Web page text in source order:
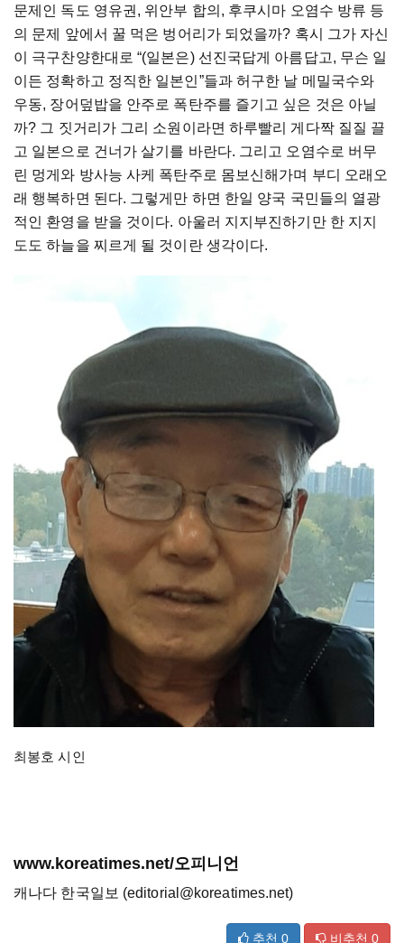
문제인 독도 영유권, 위안부 합의, 후쿠시마 오염수 방류 등
의 문제 앞에서 꿀 먹은 벙어리가 되었을까? 혹시 그가 자신
이 극구찬양한대로 “(일본은) 선진국답게 아름답고, 무슨 일
이든 정확하고 정직한 일본인”들과 허구한 날 메밀국수와
우동, 장어덮밥을 안주로 폭탄주를 즐기고 싶은 것은 아닐
까? 그 짓거리가 그리 소원이라면 하루빨리 게다짝 질질 끌
고 일본으로 건너가 살기를 바란다. 그리고 오염수로 버무
린 멍게와 방사능 사케 폭탄주로 몸보신해가며 부디 오래오
래 행복하면 된다. 그렇게만 하면 한일 양국 국민들의 열광
적인 환영을 받을 것이다. 아울러 지지부진하기만 한 지지
도도 하늘을 찌르게 될 것이란 생각이다.
최봉호 시인
www.koreatimes.net/오피니언
캐나다 한국일보 (editorial@koreatimes.net)
추천 0 비추천 0